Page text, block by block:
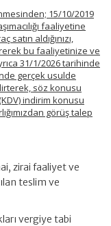
15/10/2019
faaliyetine
satın aldığınızı,
bu faaliyetinize ve
31/1/2026 tarihinde
gerçek usulde
söz konusu
indirim konusu
görüş talep
zirai faaliyet ve
teslim ve
vergiye tabi